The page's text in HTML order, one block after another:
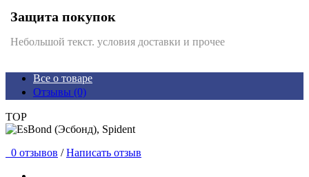
Защита покупок
Небольшой текст. условия доставки и прочее
Все о товаре
Отзывы (0)
TOP
0 отзывов / Написать отзыв